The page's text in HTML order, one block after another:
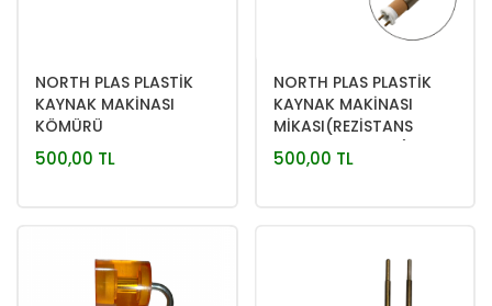
NORTH PLAS PLASTİK
KAYNAK MAKİNASI
KÖMÜRÜ
500,00 TL
NORTH PLAS PLASTİK
KAYNAK MAKİNASI
MİKASI(REZİSTANS
KORUYUCU KILIFI)
500,00 TL